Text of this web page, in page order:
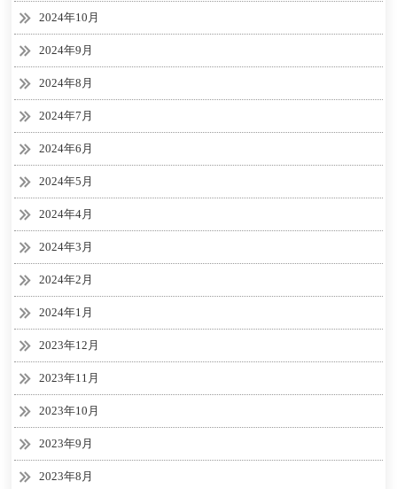
2024年10月
2024年9月
2024年8月
2024年7月
2024年6月
2024年5月
2024年4月
2024年3月
2024年2月
2024年1月
2023年12月
2023年11月
2023年10月
2023年9月
2023年8月